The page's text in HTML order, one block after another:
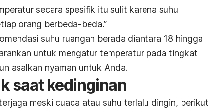
secara spesifik itu sulit karena suhu
orang berbeda-beda.”
suhu ruangan berada diantara 18 hingga
untuk mengatur temperatur pada tingkat
asalkan nyaman untuk Anda.
saat kedinginan
meski cuaca atau suhu terlalu dingin, berikut